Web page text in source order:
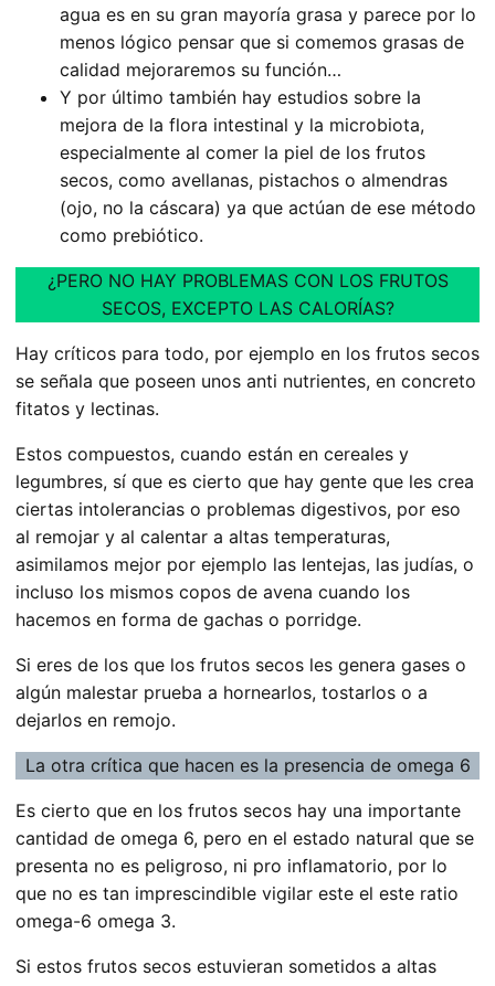
agua es en su gran mayoría grasa y parece por lo
menos lógico pensar que si comemos grasas de
calidad mejoraremos su función…
Y por último también hay estudios sobre la
mejora de la flora intestinal y la microbiota,
especialmente al comer la piel de los frutos
secos, como avellanas, pistachos o almendras
(ojo, no la cáscara) ya que actúan de ese método
como prebiótico.
¿PERO NO HAY PROBLEMAS CON LOS FRUTOS
SECOS, EXCEPTO LAS CALORÍAS?
Hay críticos para todo, por ejemplo en los frutos secos
se señala que poseen unos anti nutrientes, en concreto
fitatos y lectinas.
Estos compuestos, cuando están en cereales y
legumbres, sí que es cierto que hay gente que les crea
ciertas intolerancias o problemas digestivos, por eso
al remojar y al calentar a altas temperaturas,
asimilamos mejor por ejemplo las lentejas, las judías, o
incluso los mismos copos de avena cuando los
hacemos en forma de gachas o porridge.
Si eres de los que los frutos secos les genera gases o
algún malestar prueba a hornearlos, tostarlos o a
dejarlos en remojo.
La otra crítica que hacen es la presencia de omega 6
Es cierto que en los frutos secos hay una importante
cantidad de omega 6, pero en el estado natural que se
presenta no es peligroso, ni pro inflamatorio, por lo
que no es tan imprescindible vigilar este el este ratio
omega-6 omega 3.
Si estos frutos secos estuvieran sometidos a altas